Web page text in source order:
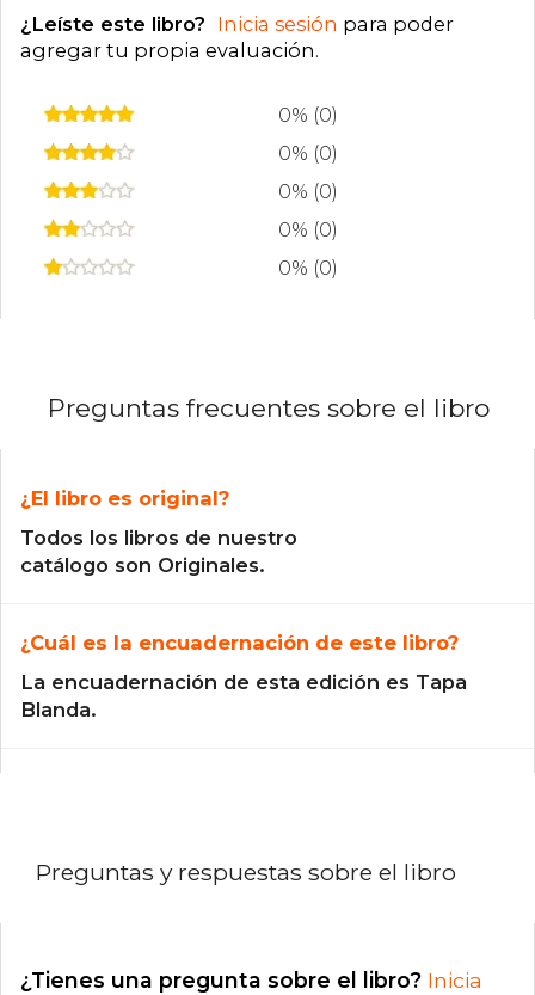
¿Leíste este libro? Inicia sesión para poder
agregar tu propia evaluación.
0% (0)
0% (0)
0% (0)
0% (0)
0% (0)
Preguntas frecuentes sobre el libro
¿El libro es original?
Todos los libros de nuestro
catálogo son Originales.
¿Cuál es la encuadernación de este libro?
La encuadernación de esta edición es Tapa
Blanda.
Preguntas y respuestas sobre el libro
¿Tienes una pregunta sobre el libro? Inicia